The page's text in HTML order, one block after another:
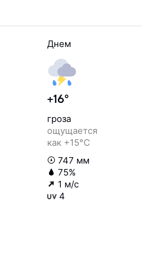
Днем
+16°
гроза
ощущается
как +15°C
747 мм
75%
1 м/с
4